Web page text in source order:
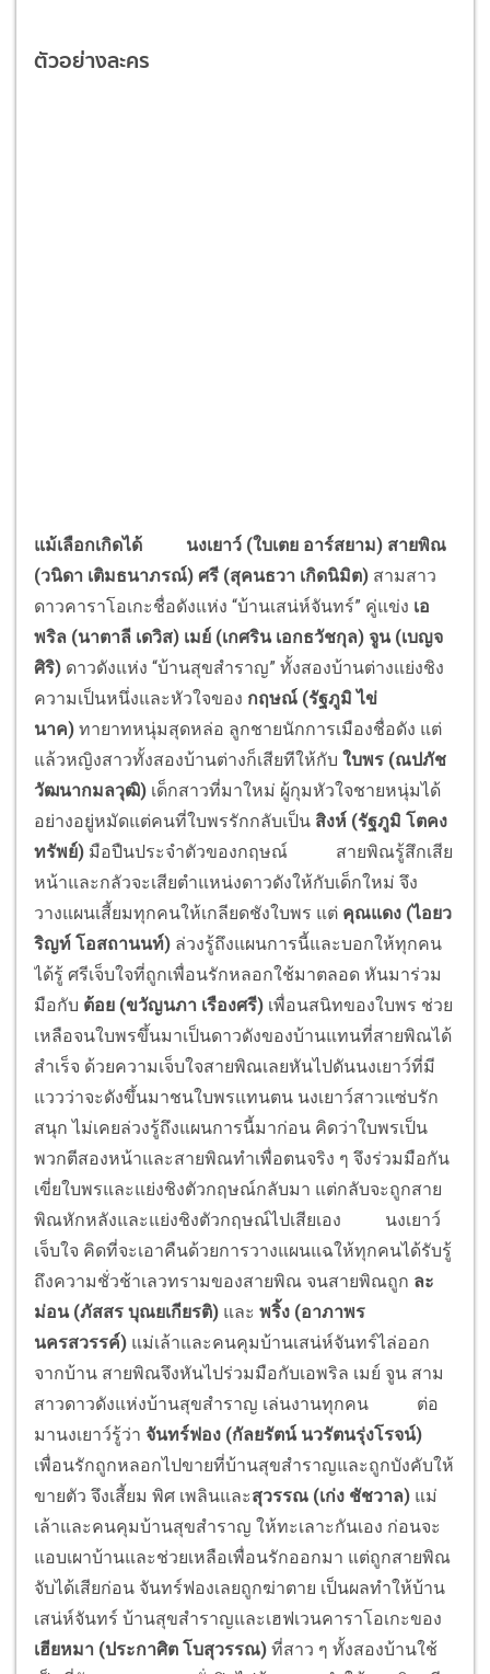
ตัวอย่างละคร
แม้เลือกเกิดได้ นงเยาว์ (ใบเตย อาร์สยาม) สายพิณ
(วนิดา เติมธนาภรณ์) ศรี (สุคนธวา เกิดนิมิต) สามสาว
ดาวคาราโอเกะชื่อดังแห่ง “บ้านเสน่ห์จันทร์” คู่แข่ง เอ
พริล (นาตาลี เดวิส) เมย์ (เกศริน เอกธวัชกุล) จูน (เบญจ
ศิริ) ดาวดังแห่ง “บ้านสุขสำราญ” ทั้งสองบ้านต่างแย่งชิง
ความเป็นหนึ่งและหัวใจของ กฤษณ์ (รัฐภูมิ ไข่
นาค) ทายาทหนุ่มสุดหล่อ ลูกชายนักการเมืองชื่อดัง แต่
แล้วหญิงสาวทั้งสองบ้านต่างก็เสียทีให้กับ ใบพร (ณปภัช
วัฒนากมลวุฒิ) เด็กสาวที่มาใหม่ ผู้กุมหัวใจชายหนุ่มได้
อย่างอยู่หมัดแต่คนที่ใบพรรักกลับเป็น สิงห์ (รัฐภูมิ โตคง
ทรัพย์) มือปืนประจำตัวของกฤษณ์
สายพิณรู้สึกเสีย
หน้าและกลัวจะเสียตำแหน่งดาวดังให้กับเด็กใหม่ จึง
วางแผนเสี้ยมทุกคนให้เกลียดชังใบพร แต่ คุณแดง (ไอยว
ริญท์ โอสถานนท์) ล่วงรู้ถึงแผนการนี้และบอกให้ทุกคน
ได้รู้ ศรีเจ็บใจที่ถูกเพื่อนรักหลอกใช้มาตลอด หันมาร่วม
มือกับ ต้อย (ขวัญนภา เรืองศรี) เพื่อนสนิทของใบพร ช่วย
เหลือจนใบพรขึ้นมาเป็นดาวดังของบ้านแทนที่สายพิณได้
สำเร็จ ด้วยความเจ็บใจสายพิณเลยหันไปดันนงเยาว์ที่มี
แววว่าจะดังขึ้นมาชนใบพรแทนตน นงเยาว์สาวแซ่บรัก
สนุก ไม่เคยล่วงรู้ถึงแผนการนี้มาก่อน คิดว่าใบพรเป็น
พวกตีสองหน้าและสายพิณทำเพื่อตนจริง ๆ จึงร่วมมือกัน
เขี่ยใบพรและแย่งชิงตัวกฤษณ์กลับมา แต่กลับจะถูกสาย
พิณหักหลังและแย่งชิงตัวกฤษณ์ไปเสียเอง นงเยาว์
เจ็บใจ คิดที่จะเอาคืนด้วยการวางแผนแฉให้ทุกคนได้รับรู้
ถึงความชั่วช้าเลวทรามของสายพิณ จนสายพิณถูก ละ
ม่อน (ภัสสร บุณยเกียรติ) และ พริ้ง (อาภาพร
นครสวรรค์) แม่เล้าและคนคุมบ้านเสน่ห์จันทร์ไล่ออก
จากบ้าน สายพิณจึงหันไปร่วมมือกับเอพริล เมย์ จูน สาม
สาวดาวดังแห่งบ้านสุขสำราญ เล่นงานทุกคน
ต่อ
มานงเยาว์รู้ว่า จันทร์ฟอง (กัลยรัตน์ นวรัตนรุ่งโรจน์)
เพื่อนรักถูกหลอกไปขายที่บ้านสุขสำราญและถูกบังคับให้
ขายตัว จึงเสี้ยม พิศ เพลินและสุวรรณ (เก่ง ชัชวาล) แม่
เล้าและคนคุมบ้านสุขสำราญ ให้ทะเลาะกันเอง ก่อนจะ
แอบเผาบ้านและช่วยเหลือเพื่อนรักออกมา แต่ถูกสายพิณ
จับได้เสียก่อน จันทร์ฟองเลยถูกฆ่าตาย เป็นผลทำให้บ้าน
เสน่ห์จันทร์ บ้านสุขสำราญและเฮฟเวนคาราโอเกะของ
เฮียหมา (ประกาศิต โบสุวรรณ) ที่สาว ๆ ทั้งสองบ้านใช้